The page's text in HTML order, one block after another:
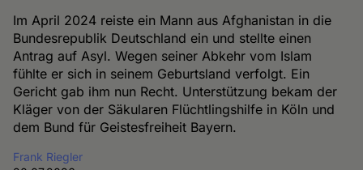
Im April 2024 reiste ein Mann aus Afghanistan in die
Bundesrepublik Deutschland ein und stellte einen
Antrag auf Asyl. Wegen seiner Abkehr vom Islam
fühlte er sich in seinem Geburtsland verfolgt. Ein
Gericht gab ihm nun Recht. Unterstützung bekam der
Kläger von der Säkularen Flüchtlingshilfe in Köln und
dem Bund für Geistesfreiheit Bayern.
Frank Riegler